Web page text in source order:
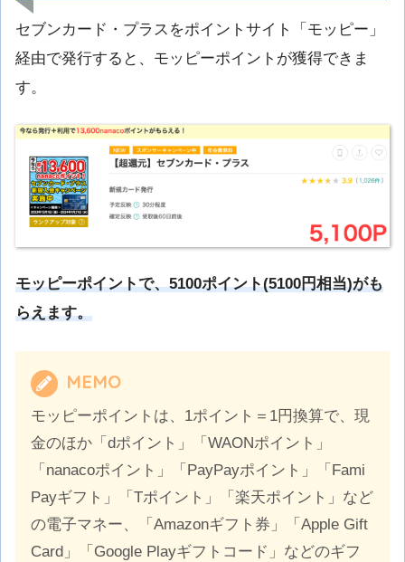
セブンカード・プラスをポイントサイト「モッピー」
経由で発行すると、モッピーポイントが獲得できま
す。
モッピーポイントで、5100ポイント(5100円相当)がも
らえます。
MEMO
モッピーポイントは、1ポイント＝1円換算で、現
金のほか「dポイント」「WAONポイント」
「nanacoポイント」「PayPayポイント」「Fami
Payギフト」「Tポイント」「楽天ポイント」など
の電子マネー、「Amazonギフト券」「Apple Gift
Card」「Google Playギフトコード」などのギフ